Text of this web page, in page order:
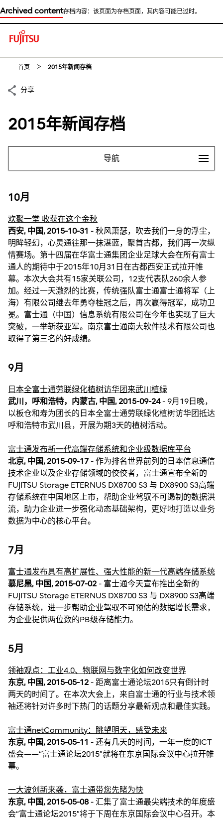
Archived content存档内容：该页面为存档页面，其内容可能已过时。
This is a skip link click here to skip to main contents
首页 2015年新闻存档
分享
2015年新闻存档
导航
10月
欢聚一堂 收获在这个金秋
西安, 中国, 2015-10-31 - 秋风萧瑟，吹去我们一身的浮尘，
明眸轻幻，心灵通往那一抹湛蓝，聚首古都，我们再一次纵
情赛场。第十四届在华富士通集团企业足球大会在所有富士
通人的期待中于2015年10月31日在古都西安正式拉开帷
幕。本次大会共有15家关联公司，12支代表队260余人参
加。经过一天激烈的比赛，传统强队富士通富士通将军（上
海）有限公司继去年勇夺桂冠之后，再次赢得冠军，成功卫
冕。富士通（中国）信息系统有限公司在今年也实现了巨大
突破，一举斩获亚军。南京富士通南大软件技术有限公司也
取得了第三名的好成绩。
9月
日本全富士通劳联绿化植树访华团来武川植绿
武川，呼和浩特，内蒙古, 中国, 2015-09-24- 9月19日晚，
以板仓和寿为团长的日本全富士通劳联绿化植树访华团抵达
呼和浩特市武川县，开展为期3天的植树活动。
富士通发布新一代高端存储系统和企业级数据库平台
北京, 中国, 2015-09-17 - 作为排名世界前列的日本信息通信
技术企业以及企业存储领域的佼佼者，富士通宣布全新的
FUJITSU Storage ETERNUS DX8700 S3 与 DX8900 S3高端
存储系统在中国地区上市，帮助企业驾驭不可遏制的数据洪
流，助力企业进一步强化动态基础架构，更好地打造以业务
数据为中心的核心平台。
7月
富士通发布具有高扩展性、强大性能的新一代高端存储系统
慕尼黑, 中国, 2015-07-02 - 富士通今天宣布推出全新的
FUJITSU Storage ETERNUS DX8700 S3 与 DX8900 S3高端
存储系统，进一步帮助企业驾驭不可预估的数据增长需求，
为企业提供两位数的PB级存储能力。
5月
领袖观点：工业4.0、物联网与数字化如何改变世界
东京, 中国, 2015-05-12 - 距离富士通论坛2015只有倒计时
两天的时间了。在本次大会上，来自富士通的行业与技术领
袖还将针对许多时下热门的话题分享最新观点和最佳实践。
富士通netCommunity：眺望明天，感受未来
东京, 中国, 2015-05-11 - 还有几天的时间，一年一度的ICT
盛会——“富士通论坛2015”就将在东京国际会议中心拉开帷
幕。
一大波创新来袭，富士通带您先睹为快
东京, 中国, 2015-05-08 - 汇集了富士通最尖端技术的年度盛
会“富士通论坛2015”将于下周在东京国际会议中心召开。本